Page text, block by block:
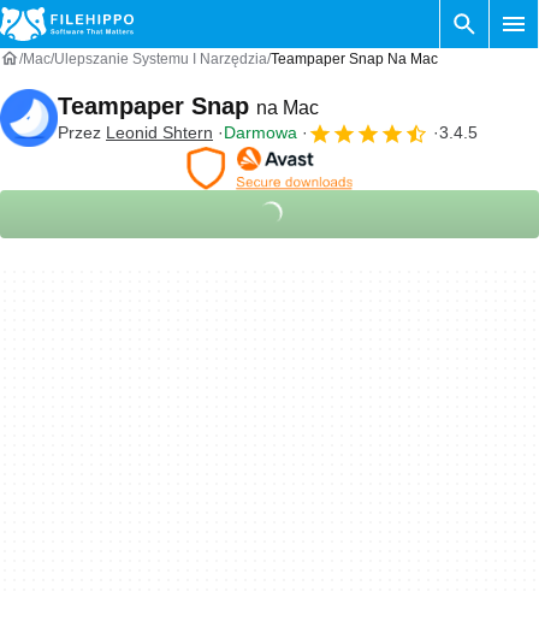
Mac Ulepszanie Systemu I Narzędzia Teampaper Snap Na Mac
Teampaper Snap na Mac
Przez Leonid Shtern Darmowa 3.4.5